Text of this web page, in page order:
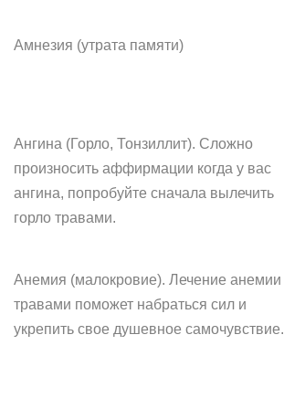
Амнезия (утрата памяти)
Ангина (Горло, Тонзиллит). Сложно
произносить аффирмации когда у вас
ангина, попробуйте сначала вылечить
горло травами.
Анемия (малокровие). Лечение анемии
травами поможет набраться сил и
укрепить свое душевное самочувствие.